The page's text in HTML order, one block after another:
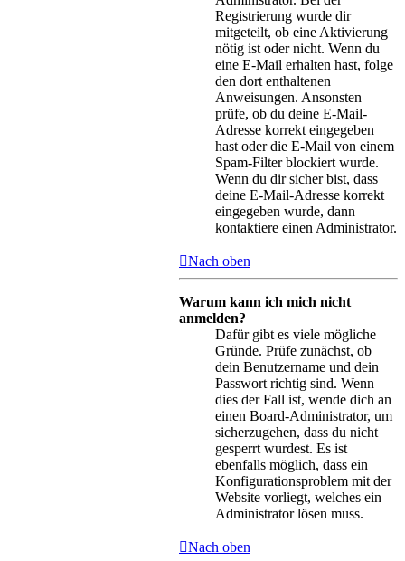
Registrierung wurde dir
mitgeteilt, ob eine Aktivierung
nötig ist oder nicht. Wenn du
eine E-Mail erhalten hast, folge
den dort enthaltenen
Anweisungen. Ansonsten
prüfe, ob du deine E-Mail-
Adresse korrekt eingegeben
hast oder die E-Mail von einem
Spam-Filter blockiert wurde.
Wenn du dir sicher bist, dass
deine E-Mail-Adresse korrekt
eingegeben wurde, dann
kontaktiere einen Administrator.
Nach oben
Warum kann ich mich nicht
anmelden?
Dafür gibt es viele mögliche
Gründe. Prüfe zunächst, ob
dein Benutzername und dein
Passwort richtig sind. Wenn
dies der Fall ist, wende dich an
einen Board-Administrator, um
sicherzugehen, dass du nicht
gesperrt wurdest. Es ist
ebenfalls möglich, dass ein
Konfigurationsproblem mit der
Website vorliegt, welches ein
Administrator lösen muss.
Nach oben